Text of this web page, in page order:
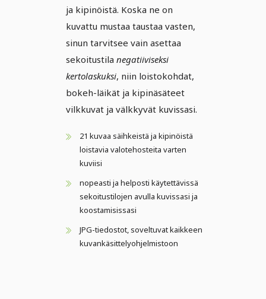
ja kipinöistä. Koska ne on
kuvattu mustaa taustaa vasten,
sinun tarvitsee vain asettaa
sekoitustila negatiiviseksi
kertolaskuksi, niin loistokohdat,
bokeh-läikät ja kipinäsäteet
vilkkuvat ja välkkyvät kuvissasi.
21 kuvaa säihkeistä ja kipinöistä
loistavia valotehosteita varten
kuviisi
nopeasti ja helposti käytettävissä
sekoitustilojen avulla kuvissasi ja
koostamisissasi
JPG-tiedostot, soveltuvat kaikkeen
kuvankäsittelyohjelmistoon